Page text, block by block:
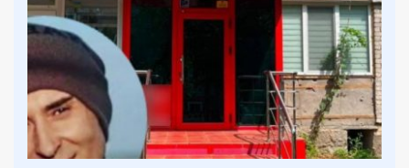
На Криворіжжі під ударами були Кривий Ріг,
Зеленодольська та Апостолівська громади.
Пошкоджено підприємство та приватний
житловий будинок.
У Павлоградському районі ворог вдарив по
Троїцькій громаді. Внаслідок атаки загорілося
поле з пшеницею.